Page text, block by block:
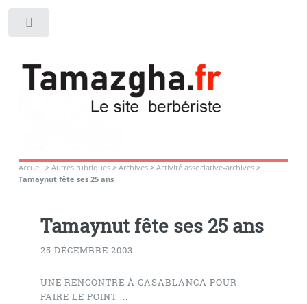
Accueil > Autres rubriques> Archives> Activité associative-archives>
Tamaynut fête ses 25 ans
Tamaynut fête ses 25 ans
25 DÉCEMBRE 2003
UNE RENCONTRE À CASABLANCA POUR
FAIRE LE POINT ...